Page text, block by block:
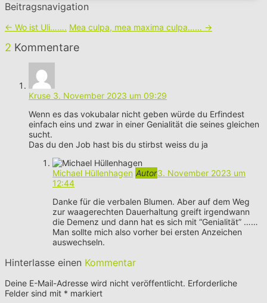
Beitragsnavigation
← Wo ist Uli……. Mea culpa, mea maxima culpa…… →
2 Kommentare
Kruse 3. November 2023 um 09:29
Wenn es das vokubalar nicht geben würde du Erfindest
einfach eins und zwar in einer Genialität die seines gleichen
sucht.
Das du den Job hast bis du stirbst weiss du ja
Michael Hüllenhagen Autor3. November 2023 um
12:44
Danke für die verbalen Blumen. Aber auf dem Weg
zur waagerechten Dauerhaltung greift irgendwann
die Demenz und dann hat es sich mit “Genialität” ……
Man sollte mich also vorher bei ersten Anzeichen
auswechseln.
Hinterlasse einen Kommentar
Deine E-Mail-Adresse wird nicht veröffentlicht. Erforderliche
Felder sind mit * markiert